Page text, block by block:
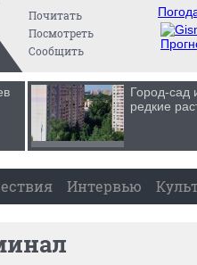
Почитать
Посмотреть
Сообщить
Город-сад
редкие
Интервью